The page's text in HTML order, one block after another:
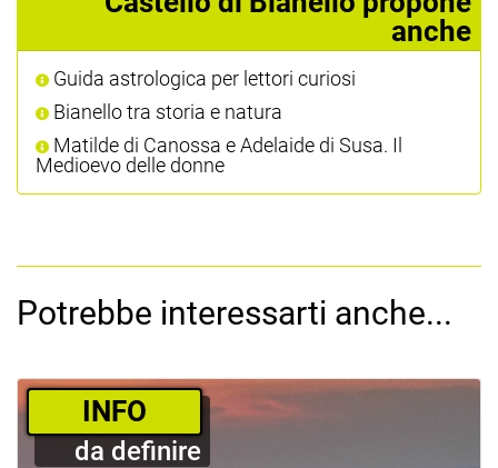
anche
Guida astrologica per lettori curiosi
Bianello tra storia e natura
Matilde di Canossa e Adelaide di Susa. Il
Medioevo delle donne
Potrebbe interessarti anche...
­INFO
da definire